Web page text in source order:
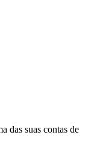
das suas contas de